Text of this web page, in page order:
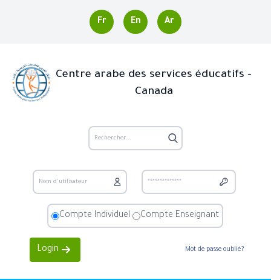
Fr En Ar
Centre arabe des services éducatifs -
Canada
Compte Individuel Compte Enseignant
Login Mot de passe oublié?